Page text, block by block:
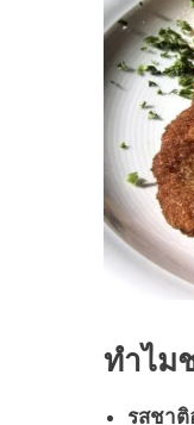
ทำไม
รสชาติ